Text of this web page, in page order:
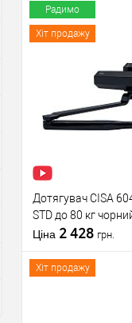
Радимо
Хіт продажу
Дотягувач CISA
STD до 80 кг
Ціна 2 428 грн.
Хіт продажу